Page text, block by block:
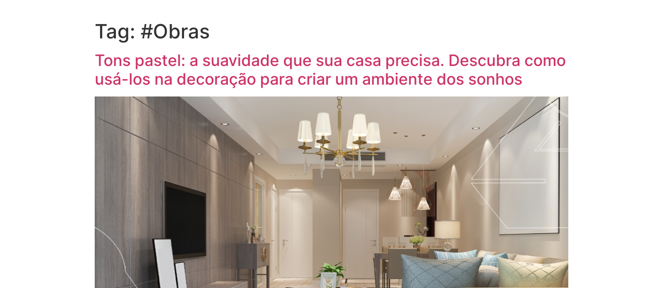
Tag: #Obras
Tons pastel: a suavidade que sua casa precisa. Descubra como
usá-los na decoração para criar um ambiente dos sonhos